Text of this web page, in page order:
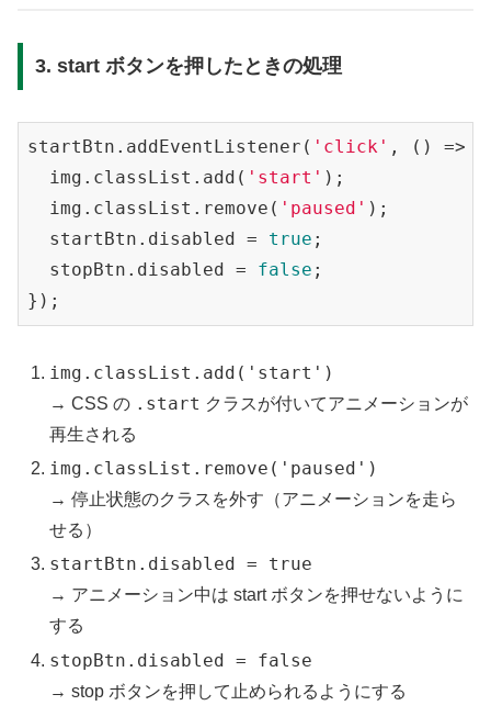
3. start ボタンを押したときの処理
startBtn.addEventListener( 'click' , () => {
  img.classList.add(
'start' );
  img.classList.remove(
'paused' );
  startBtn.disabled =
true ;
  stopBtn.disabled =
false ;
img.classList.add('start')
→ CSS の .start クラスが付いてアニメーションが
再生される
img.classList.remove('paused')
→ 停止状態のクラスを外す（アニメーションを走ら
せる）
startBtn.disabled = true
→ アニメーション中は start ボタンを押せないように
する
stopBtn.disabled = false
→ stop ボタンを押して止められるようにする